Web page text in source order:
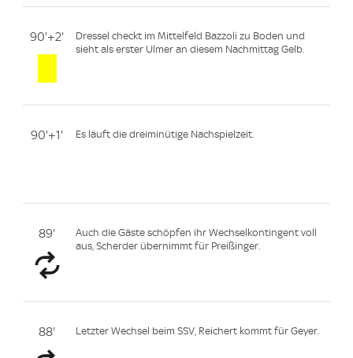
90'+2'
Dressel checkt im Mittelfeld Bazzoli zu Boden und
sieht als erster Ulmer an diesem Nachmittag Gelb.
90'+1' Es läuft die dreiminütige Nachspielzeit.
89'
Auch die Gäste schöpfen ihr Wechselkontingent voll
aus, Scherder übernimmt für Preißinger.
88' Letzter Wechsel beim SSV, Reichert kommt für Geyer.